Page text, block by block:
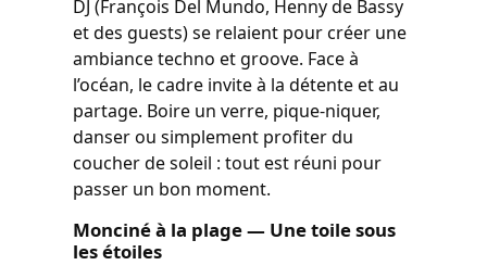
DJ (François Del Mundo, Henny de Bassy
et des guests) se relaient pour créer une
ambiance techno et groove. Face à
l’océan, le cadre invite à la détente et au
partage. Boire un verre, pique-niquer,
danser ou simplement profiter du
coucher de soleil : tout est réuni pour
passer un bon moment.
Monciné à la plage — Une toile sous
les étoiles